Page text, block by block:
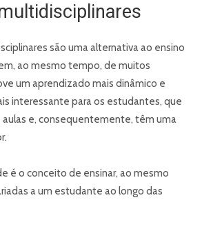
são uma alternativa ao ensino
ao mesmo tempo, de muitos
um aprendizado mais dinâmico e
interessante para os estudantes, que
aulas e, consequentemente, têm uma
é o conceito de ensinar, ao mesmo
a um estudante ao longo das